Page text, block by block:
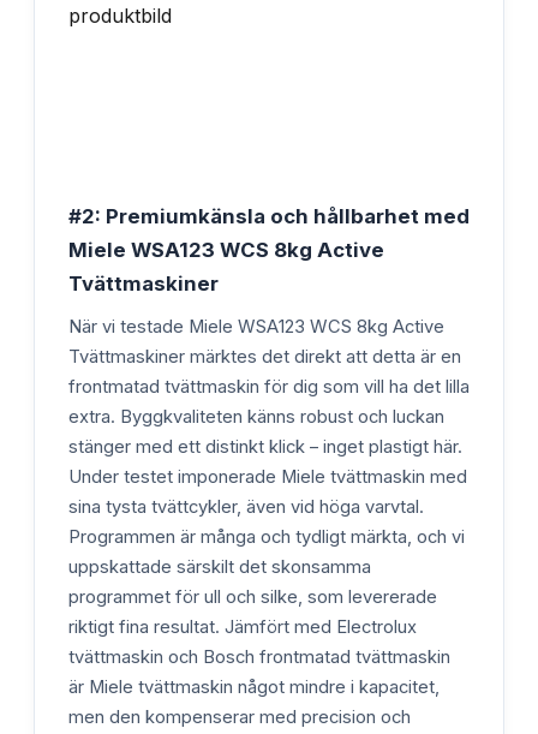
#2: Premiumkänsla och hållbarhet med
Miele WSA123 WCS 8kg Active
Tvättmaskiner
När vi testade Miele WSA123 WCS 8kg Active
Tvättmaskiner märktes det direkt att detta är en
frontmatad tvättmaskin för dig som vill ha det lilla
extra. Byggkvaliteten känns robust och luckan
stänger med ett distinkt klick – inget plastigt här.
Under testet imponerade Miele tvättmaskin med
sina tysta tvättcykler, även vid höga varvtal.
Programmen är många och tydligt märkta, och vi
uppskattade särskilt det skonsamma
programmet för ull och silke, som levererade
riktigt fina resultat. Jämfört med Electrolux
tvättmaskin och Bosch frontmatad tvättmaskin
är Miele tvättmaskin något mindre i kapacitet,
men den kompenserar med precision och